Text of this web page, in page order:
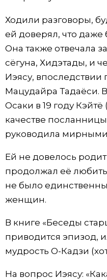
Ходили разговоры,
ей доверял, что даже
Она также отвечала
сёгуна, Хидэтады, и
Иэясу,
Мацудайра Тадаёси.
Осаки в 19 году Кэйтё
качестве
руководила
Ей не довелось
продолжал её
не было
женщин.
В книге «Беседы
приводится эпизод,
мудрость О-Кадзи
На вопрос Иэясу: